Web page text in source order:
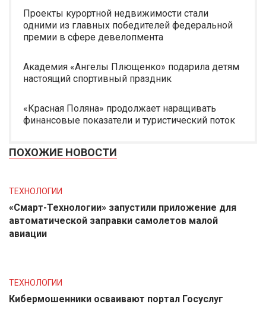
Проекты курортной недвижимости стали
одними из главных победителей федеральной
премии в сфере девелопмента
Академия «Ангелы Плющенко» подарила детям
настоящий спортивный праздник
«Красная Поляна» продолжает наращивать
финансовые показатели и туристический поток
ПОХОЖИЕ НОВОСТИ
ТЕХНОЛОГИИ
«Смарт-Технологии» запустили приложение для
автоматической заправки самолетов малой
авиации
ТЕХНОЛОГИИ
Кибермошенники осваивают портал Госуслуг